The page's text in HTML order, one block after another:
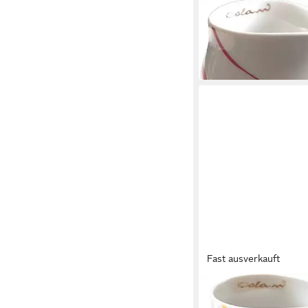
COLANI
Tasse Colani
Tasse 260ml aus
24,99 €
in 4-5 Werktagen bei dir
Fast ausverkauft
COLANI
Tasse Dekorierte